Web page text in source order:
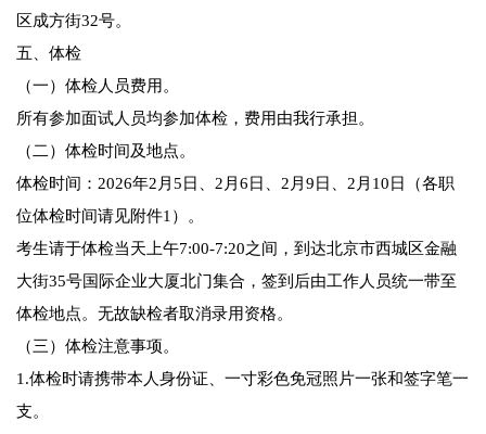
区成方街32号。
五、体检
（一）体检人员费用。
所有参加面试人员均参加体检，费用由我行承担。
（二）体检时间及地点。
体检时间：2026年2月5日、2月6日、2月9日、2月10日（各职
位体检时间请见附件1）。
考生请于体检当天上午7:00-7:20之间，到达北京市西城区金融
大街35号国际企业大厦北门集合，签到后由工作人员统一带至
体检地点。无故缺检者取消录用资格。
（三）体检注意事项。
1.体检时请携带本人身份证、一寸彩色免冠照片一张和签字笔一
支。